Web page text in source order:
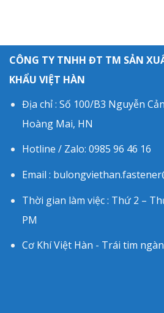
CÔNG TY TNHH ĐT TM SẢN
KHẨU VIỆT HÀN
Địa chỉ : Số 100/B3 Nguyễn
Hoàng Mai, HN
Hotline / Zalo: 0985 96 46 16
Email :
Thời gian làm việc : Thứ 2 –
PM
Cơ Khí Việt Hàn - Trái tim